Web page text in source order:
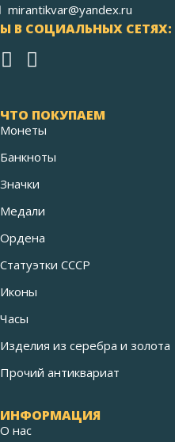
mirantikvar@yandex.ru
В СОЦИАЛЬНЫХ СЕТЯХ:
ЧТО ПОКУПАЕМ
Монеты
Банкноты
Значки
Медали
Ордена
Статуэтки СССР
Иконы
Часы
Изделия из серебра и золота
Прочий антиквариат
ИНФОРМАЦИЯ
О нас